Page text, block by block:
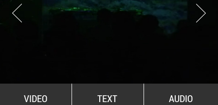
PEOPLE OF ROMANIA se lansează la
galeria Simeza
All Stars For Outernational
VIDEO TEXT AUDIO